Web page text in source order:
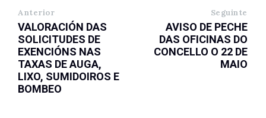
Anterior
VALORACIÓN DAS
SOLICITUDES DE
EXENCIÓNS NAS
TAXAS DE AUGA,
LIXO, SUMIDOIROS E
BOMBEO
Seguinte
AVISO DE PECHE
DAS OFICINAS DO
CONCELLO O 22 DE
MAIO